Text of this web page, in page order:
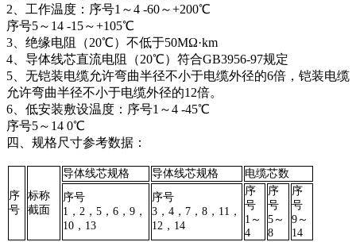
2、工作温度：序号1～4 -60～+200℃
序号5～14 -15～+105℃
3、绝缘电阻（20℃）不低于50MΩ·km
4、导体线芯直流电阻（20℃）符合GB3956-97规定
5、无铠装电缆允许弯曲半径不小于电缆外径的6倍，铠装电缆
允许弯曲半径不小于电缆外径的12倍。
6、低安装敷设温度：序号1～4 -45℃
序号5～14 0℃
四、规格尺寸参考数据：
序
号
标称
截面
导体线芯规格 导体线芯规格
电缆芯数
序号
1，2，5，6，9，
10，13
序号
3，4，7，8，11，
12，14
序
号
1～
4
序
号
5～
8
序
号
9～
14